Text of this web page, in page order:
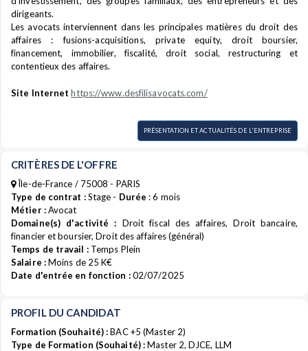
dirigeants.
Les avocats interviennent dans les principales matières du droit des
affaires : fusions-acquisitions, private equity, droit boursier,
financement, immobilier, fiscalité, droit social, restructuring et
contentieux des affaires.
Site Internet https://www.desfilisavocats.com/
PRÉSENTATION ET ACTUALITÉS DE L'ENTREPRISE
CRITÈRES DE L'OFFRE
Île-de-France / 75008 - PARIS
Type de contrat :Stage - Durée : 6 mois
Métier :Avocat
Domaine(s) d'activité : Droit fiscal des affaires, Droit bancaire,
financier et boursier, Droit des affaires (général)
Temps de travail :Temps Plein
Salaire :Moins de 25 K€
Date d'entrée en fonction :02/07/2025
PROFIL DU CANDIDAT
Formation (Souhaité) :BAC +5 (Master 2)
Type de Formation (Souhaité) :Master 2, DJCE, LLM